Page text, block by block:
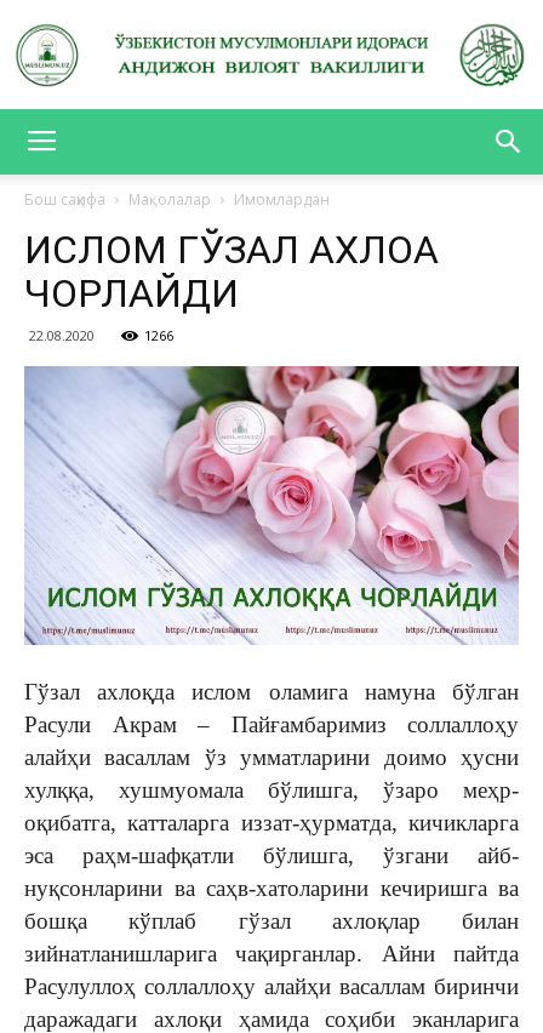
ВИЛОЯТ
ВАКИЛЛИГИ
Бош саҳифа Мақолалар Имомлардан
ИСЛОМ ГЎЗАЛ АХЛОҚҚА
ЧОРЛАЙДИ
22.08.2020 1266
Гўзал ахлоқда ислом оламига намуна бўлган
Расули Акрам – Пайғамбаримиз соллаллоҳу
алайҳи васаллам ўз умматларини доимо ҳусни
хулққа, хушмуомала бўлишга, ўзаро меҳр-
оқибатга, катталарга иззат-ҳурматда, кичикларга
эса раҳм-шафқатли бўлишга, ўзгани айб-
нуқсонларини ва саҳв-хатоларини кечиришга ва
бошқа кўплаб гўзал ахлоқлар билан
зийнатланишларига чақирганлар. Айни пайтда
Расулуллоҳ соллаллоҳу алайҳи васаллам биринчи
даражадаги ахлоқи ҳамида соҳиби эканларига